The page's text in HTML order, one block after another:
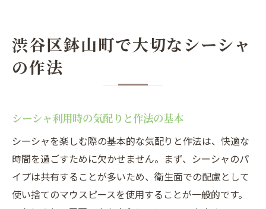
渋谷区鉢山町で大切なシーシャ
の作法
シーシャ利用時の気配りと作法の基本
シーシャを楽しむ際の基本的な気配りと作法は、快適な
時間を過ごすために欠かせません。まず、シーシャのパ
イプは共有することが多いため、衛生面での配慮として
使い捨てのマウスピースを使用することが一般的です。